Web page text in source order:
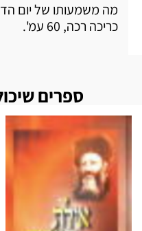
מה משמעותו של יום
כריכה רכה, 60 עמ'.
ספרים